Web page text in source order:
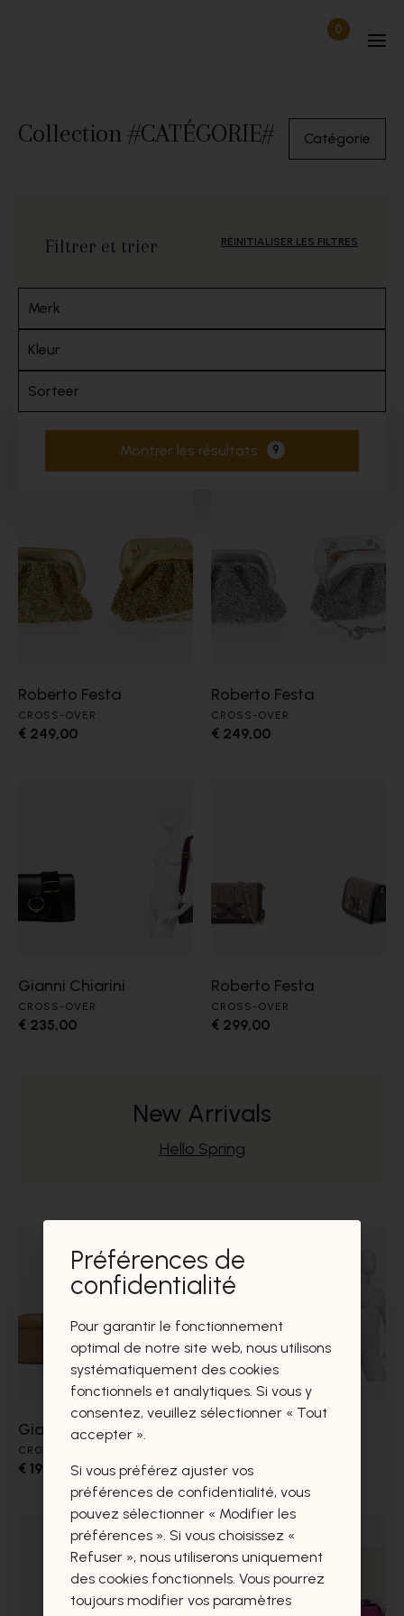
0Articles
Collection #CATÉGORIE# Catégorie
Filtrer et trier RÉINITIALISER LES FILTRES
Merk
Kleur
Sorteer
Montrer les résultats 9Filtres actifs
Roberto Festa
CROSS-OVER
€ 249,00
Roberto Festa
CROSS-OVER
€ 249,00
Gianni Chiarini
CROSS-OVER
€ 235,00
Roberto Festa
CROSS-OVER
€ 299,00
New Arrivals
Hello Spring
Gianni Chiarini
CROSS-OVER
€ 190,00 € 190,00
Préférences de
confidentialité
Pour garantir le fonctionnement
optimal de notre site web, nous utilisons
systématiquement des cookies
fonctionnels et analytiques. Si vous y
consentez, veuillez sélectionner « Tout
accepter ».
Si vous préférez ajuster vos
préférences de confidentialité, vous
pouvez sélectionner « Modifier les
préférences ». Si vous choisissez «
Refuser », nous utiliserons uniquement
des cookies fonctionnels. Vous pourrez
toujours modifier vos paramètres